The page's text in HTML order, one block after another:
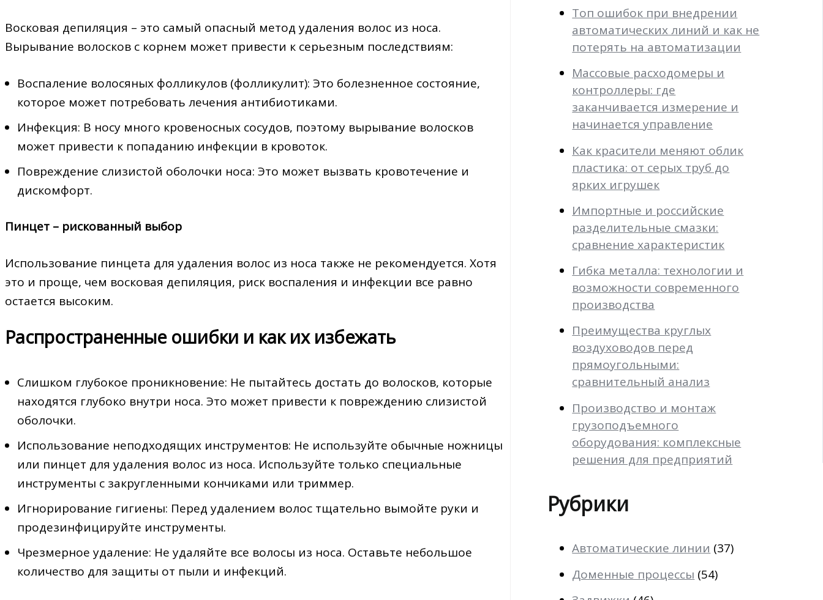
Восковая депиляция – это самый опасный метод удаления волос из носа.
Вырывание волосков с корнем может привести к серьезным последствиям:
Воспаление волосяных фолликулов (фолликулит): Это болезненное состояние,
которое может потребовать лечения антибиотиками.
Инфекция: В носу много кровеносных сосудов, поэтому вырывание волосков
может привести к попаданию инфекции в кровоток.
Повреждение слизистой оболочки носа: Это может вызвать кровотечение и
дискомфорт.
Пинцет – рискованный выбор
Использование пинцета для удаления волос из носа также не рекомендуется. Хотя
это и проще, чем восковая депиляция, риск воспаления и инфекции все равно
остается высоким.
Распространенные ошибки и как их избежать
Слишком глубокое проникновение: Не пытайтесь достать до волосков, которые
находятся глубоко внутри носа. Это может привести к повреждению слизистой
оболочки.
Использование неподходящих инструментов: Не используйте обычные ножницы
или пинцет для удаления волос из носа. Используйте только специальные
инструменты с закругленными кончиками или триммер.
Игнорирование гигиены: Перед удалением волос тщательно вымойте руки и
продезинфицируйте инструменты.
Чрезмерное удаление: Не удаляйте все волосы из носа. Оставьте небольшое
количество для защиты от пыли и инфекций.
Топ ошибок при внедрении
автоматических линий и как не
потерять на автоматизации
Массовые расходомеры и
контроллеры: где
заканчивается измерение и
начинается управление
Как красители меняют облик
пластика: от серых труб до
ярких игрушек
Импортные и российские
разделительные смазки:
сравнение характеристик
Гибка металла: технологии и
возможности современного
производства
Преимущества круглых
воздуховодов перед
прямоугольными:
сравнительный анализ
Производство и монтаж
грузоподъемного
оборудования: комплексные
решения для предприятий
Рубрики
Автоматические линии (37)
Доменные процессы (54)